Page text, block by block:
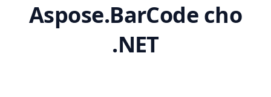
Aspose.BarCode cho
.NET